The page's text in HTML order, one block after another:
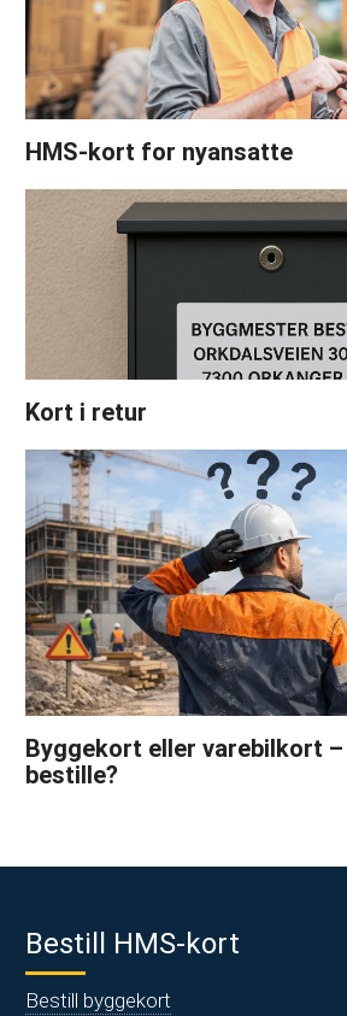
HMS-kort for nyansatte
Kort i retur
Byggekort eller varebilkort –
bestille?
Bestill HMS-kort
Bestill byggekort